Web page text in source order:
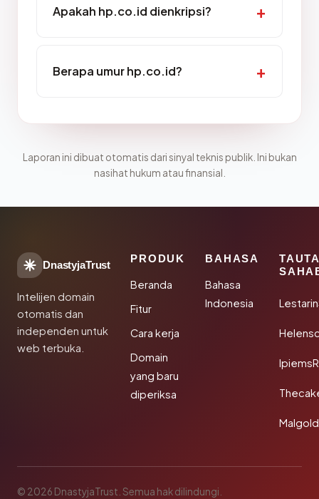
Apakah hp.co.id dienkripsi?
Berapa umur hp.co.id?
Laporan ini dibuat otomatis dari sinyal teknis publik. Ini bukan
nasihat hukum atau finansial.
DnastyjaTrust
Intelijen domain
otomatis dan
independen untuk
web terbuka.
PRODUK
Beranda
Fitur
Cara kerja
Domain
yang baru
diperiksa
BAHASA
Bahasa
Indonesia
© 2026 DnastyjaTrust. Semua hak dilindungi.